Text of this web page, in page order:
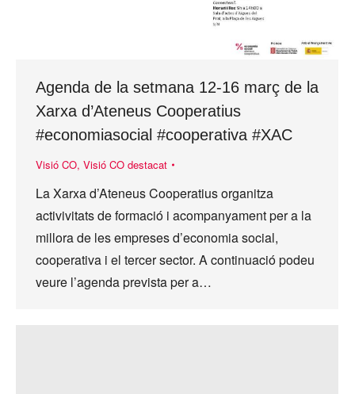
Agenda de la setmana 12-16 març de la
Xarxa d’Ateneus Cooperatius
#economiasocial #cooperativa #XAC
Visió CO, Visió CO destacat
La Xarxa d’Ateneus Cooperatius organitza
activivitats de formació i acompanyament per a la
millora de les empreses d’economia social,
cooperativa i el tercer sector. A continuació podeu
veure l’agenda prevista per a…